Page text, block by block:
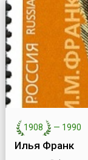
1908 — 1990
Илья Франк